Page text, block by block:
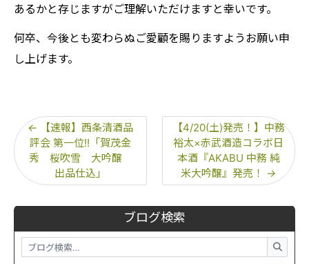
ブログ検索
あるかと存じますがご理解いただけますと幸いです。
何卒、今後とも変わらぬご愛顧を賜りますようお願い申
し上げます。
← 【速報】西条清酒品
評会 第一位!!「賀茂金
秀 桜吹雪 大吟醸
出品仕込」
【4/20(土)発売！】中務
裕太×赤武酒造コラボ日
本酒『AKABU 中務 純
米大吟醸』発売！ →